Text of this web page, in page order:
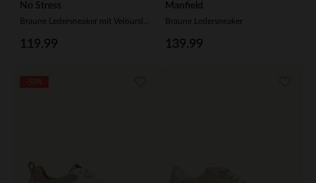
No Stress
119.99
Manfield
Braune Ledersneaker
139.99